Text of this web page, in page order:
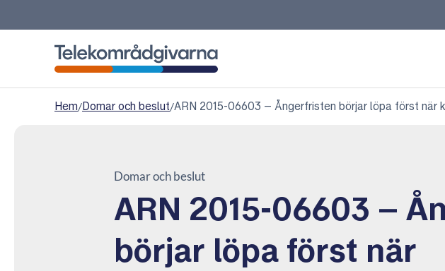
Hem/Domar och beslut/ARN 2015-06603 – Ångerfristen börjar löpa först när
Domar och beslut
ARN 2015-06603 –
börjar löpa först när